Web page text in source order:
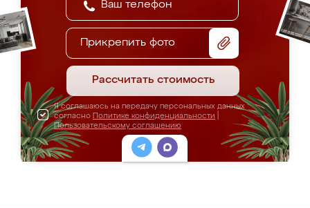
Прикрепить фото
Рассчитать стоимость
Я соглашаюсь на передачу персональных данных
согласно Политике конфиденциальности
Пользовательскому соглашению